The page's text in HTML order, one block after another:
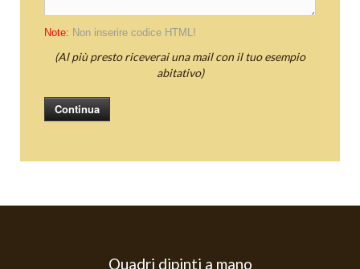
Note: Non inserire codice HTML!
(Al più presto riceverai una mail con il tuo esempio
abitativo)
Continua
Quadri dipinti a mano